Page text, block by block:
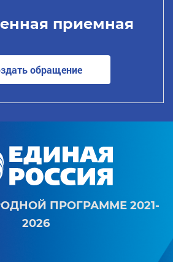
приемная
обращение
ПРОГРАММЕ 2021-
2026